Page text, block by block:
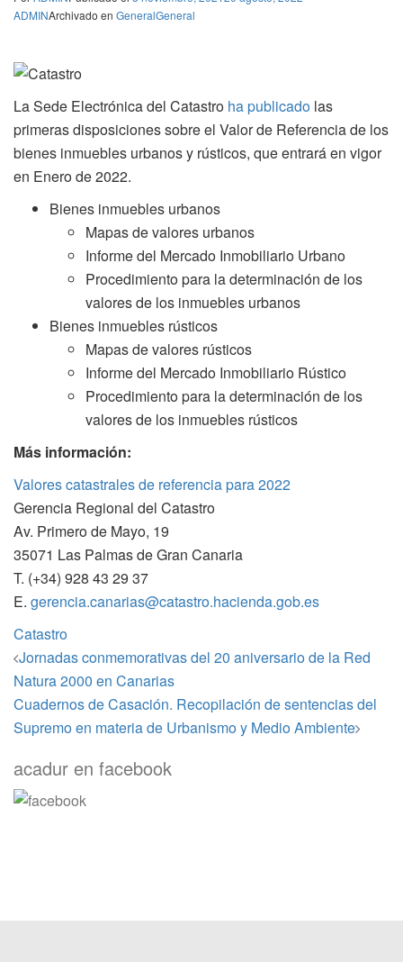
ADMINArchivado en GeneralGeneral
La Sede Electrónica del Catastro ha publicado las
primeras disposiciones sobre el Valor de Referencia de los
bienes inmuebles urbanos y rústicos, que entrará en vigor
en Enero de 2022.
Bienes inmuebles urbanos
Mapas de valores urbanos
Informe del Mercado Inmobiliario Urbano
Procedimiento para la determinación de los
valores de los inmuebles urbanos
Bienes inmuebles rústicos
Mapas de valores rústicos
Informe del Mercado Inmobiliario Rústico
Procedimiento para la determinación de los
valores de los inmuebles rústicos
Más información:
Valores catastrales de referencia para 2022
Gerencia Regional del Catastro
Av. Primero de Mayo, 19
35071 Las Palmas de Gran Canaria
T. (+34) 928 43 29 37
E. gerencia.canarias@catastro.hacienda.gob.es
Catastro
Navegación
de
entradas
Jornadas conmemorativas del 20 aniversario de la Red
Natura 2000 en Canarias
Cuadernos de Casación. Recopilación de sentencias del
Supremo en materia de Urbanismo y Medio Ambiente
acadur en facebook